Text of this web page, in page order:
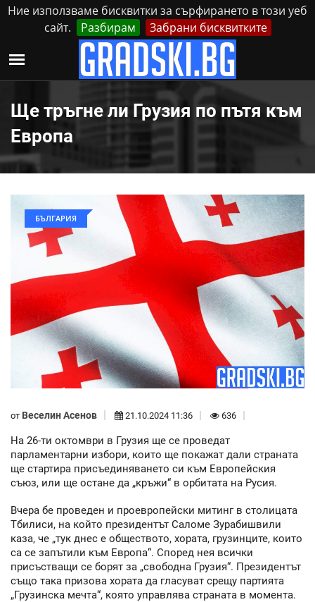
Ние използваме бисквитки за сърфирането в този уеб
сайт.
Разбирам Забрани бисквитките
Неделя, 9 Август, 2026 Реклама Контакти
Ще тръгне ли Грузия по пътя към
Европа
БЪЛГАРИЯ
от Веселин Асенов 21.10.2024 11:36 636
На 26-ти октомври в Грузия ще се проведат
парламентарни избори, които ще покажат дали страната
ще стартира присъединяването си към Европейския
съюз, или ще остане да „кръжи“ в орбитата на Русия.
Вчера бе проведен и проевропейски митинг в столицата
Тбилиси, на който президентът Саломе Зурабишвили
каза, че „тук днес е обществото, хората, грузинците, които
са се запътили към Европа“. Според нея всички
присъстващи се борят за „свободна Грузия“. Президентът
също така призова хората да гласуват срещу партията
„Грузинска мечта“, която управлява страната в момента.